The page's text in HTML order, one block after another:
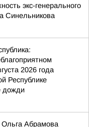
экс-генерального
Синельникова
2026 года
Республике
дожди
Абрамова